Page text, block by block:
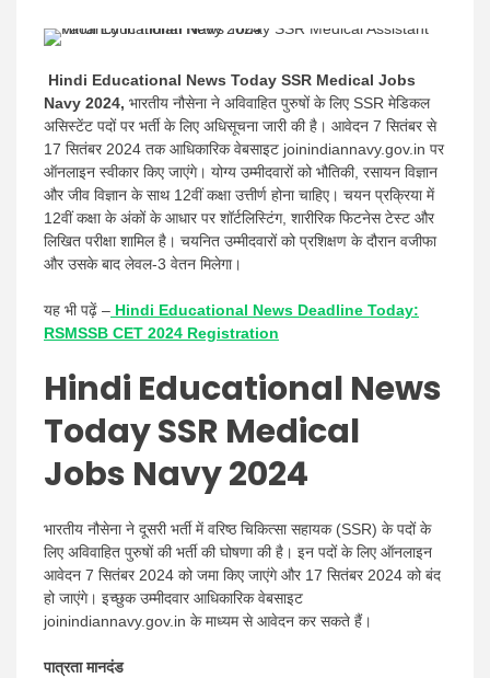
news |
Latest
Hindi
News
Hindi Educational News Today SSR Medical Jobs
Navy 2024, भारतीय नौसेना ने अविवाहित पुरुषों के लिए SSR मेडिकल
असिस्टेंट पदों पर भर्ती के लिए अधिसूचना जारी की है। आवेदन 7 सितंबर से
17 सितंबर 2024 तक आधिकारिक वेबसाइट joinindiannavy.gov.in पर
ऑनलाइन स्वीकार किए जाएंगे। योग्य उम्मीदवारों को भौतिकी, रसायन विज्ञान
और जीव विज्ञान के साथ 12वीं कक्षा उत्तीर्ण होना चाहिए। चयन प्रक्रिया में
12वीं कक्षा के अंकों के आधार पर शॉर्टलिस्टिंग, शारीरिक फिटनेस टेस्ट और
लिखित परीक्षा शामिल है। चयनित उम्मीदवारों को प्रशिक्षण के दौरान वजीफा
और उसके बाद लेवल-3 वेतन मिलेगा।
यह भी पढ़ें – Hindi Educational News Deadline Today:
RSMSSB CET 2024 Registration
Hindi Educational News
Today SSR Medical
Jobs Navy 2024
भारतीय नौसेना ने दूसरी भर्ती में वरिष्ठ चिकित्सा सहायक (SSR) के पदों के
लिए अविवाहित पुरुषों की भर्ती की घोषणा की है। इन पदों के लिए ऑनलाइन
आवेदन 7 सितंबर 2024 को जमा किए जाएंगे और 17 सितंबर 2024 को बंद
हो जाएंगे। इच्छुक उम्मीदवार आधिकारिक वेबसाइट
joinindiannavy.gov.in के माध्यम से आवेदन कर सकते हैं।
पात्रता मानदंड